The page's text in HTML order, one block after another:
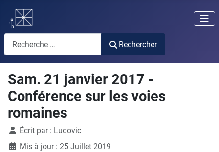
Rechercher
Rechercher
Sam. 21 janvier 2017 -
Conférence sur les voies
romaines
DétailsÉcrit par : Ludovic
Mis à jour : 25 Juillet 2019